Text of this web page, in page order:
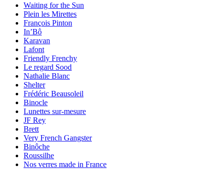
Waiting for the Sun
Plein les Mirettes
François Pinton
In’Bô
Karavan
Lafont
Friendly Frenchy
Le regard Sood
Nathalie Blanc
Shelter
Frédéric Beausoleil
Binocle
Lunettes sur-mesure
JF Rey
Brett
Very French Gangster
Binôche
Roussilhe
Nos verres made in France